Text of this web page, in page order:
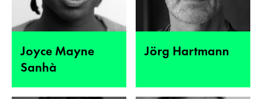
Joyce Mayne
Sanhà
Jörg Hartmann